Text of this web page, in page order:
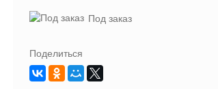
Под заказ
Поделиться